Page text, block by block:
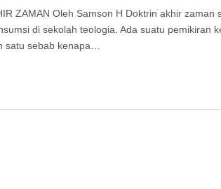
ZAMAN Oleh Samson H Doktrin akhir
di sekolah teologia. Ada suatu pemikiran
satu sebab kenapa…